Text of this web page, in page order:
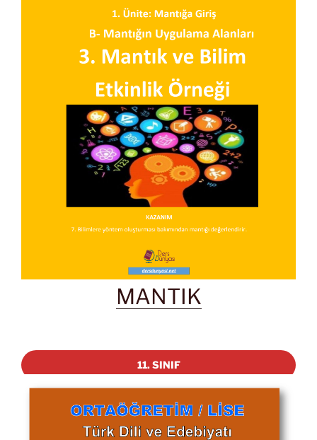
MANTIK
11. SINIF